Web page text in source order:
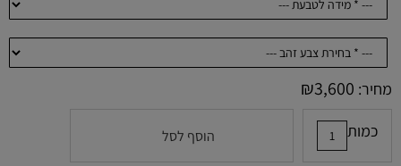
מחיר: ₪3,600
כמות הוסף לסל